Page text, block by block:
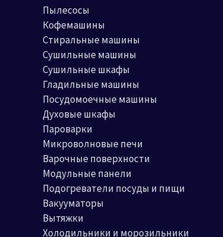
Пылесосы
Кофемашины
Стиральные машины
Сушильные машины
Сушильные шкафы
Гладильные машины
Посудомоечные машины
Духовые шкафы
Пароварки
Микроволновые печи
Варочные поверхности
Модульные панели
Подогреватели посуды и пищи
Вакууматоры
Вытяжки
Холодильники и морозильники